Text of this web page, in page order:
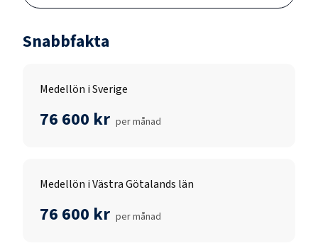
Snabbfakta
Medellön i Sverige
76 600 kr per månad
Medellön i Västra Götalands län
76 600 kr per månad